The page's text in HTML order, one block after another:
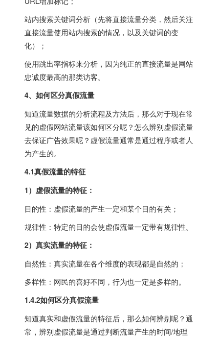
站内搜索关键词分析（先将直接流量分类，然后关注
直接流量使用站内搜索的情况，以及关键词的变
化）；
使用跳出率指标来分析，因为纯正的直接流量是网站
忠诚度最高的那类访客。
4、如何区分真假流量
知道流量数据的分析流程及方法后，那么对于现在常
见的虚假网站流量该如何区分呢？怎么辨别虚假流量
去保证广告效果呢？虚假流量通常是通过程序或者人
为产生的。
4.1真假流量的特征
1）虚假流量的特征：
目的性：虚假流量的产生一定和某个目的有关；
规律性：特定的目的会使虚假流量一定带有规律性。
2）真实流量的特征：
自然性：真实流量在各个维度的表现都是自然的；
多样性：网民的喜好不同，行为也一定是多样的。
1.4.2如何区分真假流量
知道真实和虚假流量的特征后，那么如何辨别呢？通
常，辨别虚假流量是通过判断流量产生的时间/地理